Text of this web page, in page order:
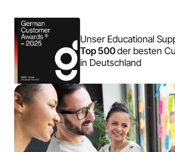
Unser Educational
Top 500der besten
in Deutschland